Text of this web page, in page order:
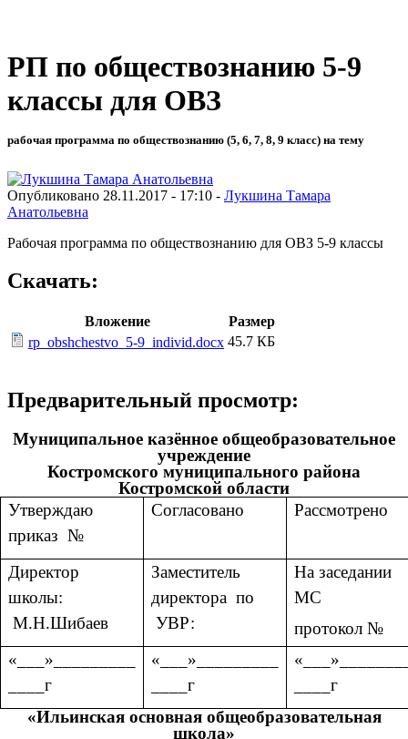
РП по обществознанию 5-9
классы для ОВЗ
рабочая программа по обществознанию (5, 6, 7, 8, 9 класс) на тему
Опубликовано 28.11.2017 - 17:10 - Лукшина Тамара
Анатольевна
Рабочая программа по обществознанию для ОВЗ 5-9 классы
Скачать:
Вложение
Размер
rp_obshchestvo_5-9_individ.docx 45.7 КБ
Предварительный просмотр:
Муниципальное казённое общеобразовательное
учреждение
Костромского муниципального района
Костромской области
Утверждаю
приказ №
Согласовано Рассмотрено
Директор
школы:
М.Н.Шибаев
Заместитель
директора по
УВР:
На заседании
МС
протокол №
«___»_________
____г
«___»_________
____г
____г
«Ильинская основная общеобразовательная
школа»